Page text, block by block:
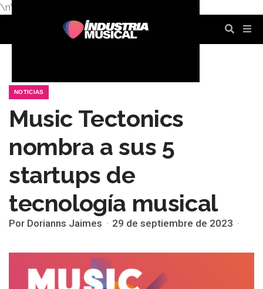
\n\n
NOTICIAS
Music Tectonics
nombra a sus 5
startups de
tecnología musical
Por Dorianns Jaimes 29 de septiembre de 2023